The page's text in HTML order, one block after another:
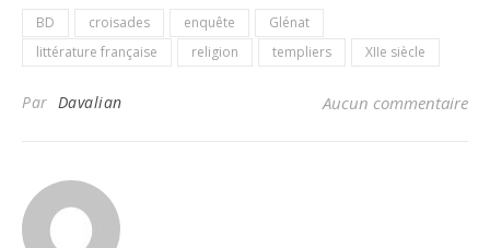
BD croisades enquête
Glénat
littérature française
religion templiers XIIe siècle
Par Davalian Aucun commentaire